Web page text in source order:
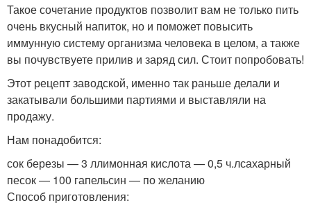
Такое сочетание продуктов позволит вам не только пить
очень вкусный напиток, но и поможет повысить
иммунную систему организма человека в целом, а также
вы почувствуете прилив и заряд сил. Стоит попробовать!
Этот рецепт заводской, именно так раньше делали и
закатывали большими партиями и выставляли на
продажу.
Нам понадобится:
сок березы — 3 ллимонная кислота — 0,5 ч.лсахарный
песок — 100 гапельсин — по желанию
Способ приготовления: